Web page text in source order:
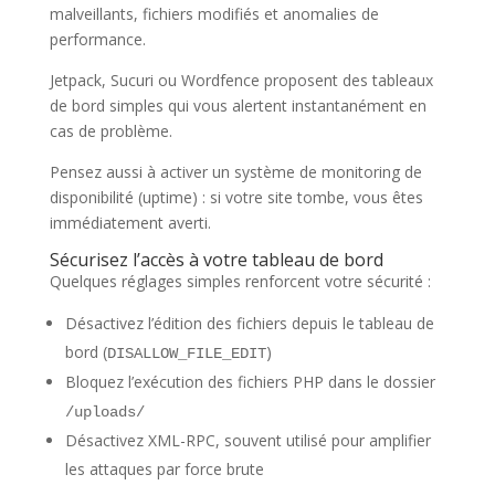
malveillants, fichiers modifiés et anomalies de
performance.
Jetpack, Sucuri ou Wordfence proposent des tableaux
de bord simples qui vous alertent instantanément en
cas de problème.
Pensez aussi à activer un système de monitoring de
disponibilité (uptime) : si votre site tombe, vous êtes
immédiatement averti.
Sécurisez l’accès à votre tableau de bord
Quelques réglages simples renforcent votre sécurité :
Désactivez l’édition des fichiers depuis le tableau de
bord (DISALLOW_FILE_EDIT)
Bloquez l’exécution des fichiers PHP dans le dossier
/uploads/
Désactivez XML-RPC, souvent utilisé pour amplifier
les attaques par force brute